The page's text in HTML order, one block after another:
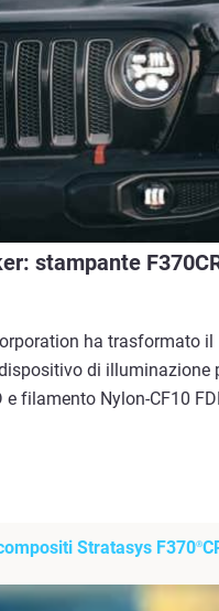
stampante
ha trasformato il
di illuminazione
filamento Nylon-CF10
Stratasys F370®